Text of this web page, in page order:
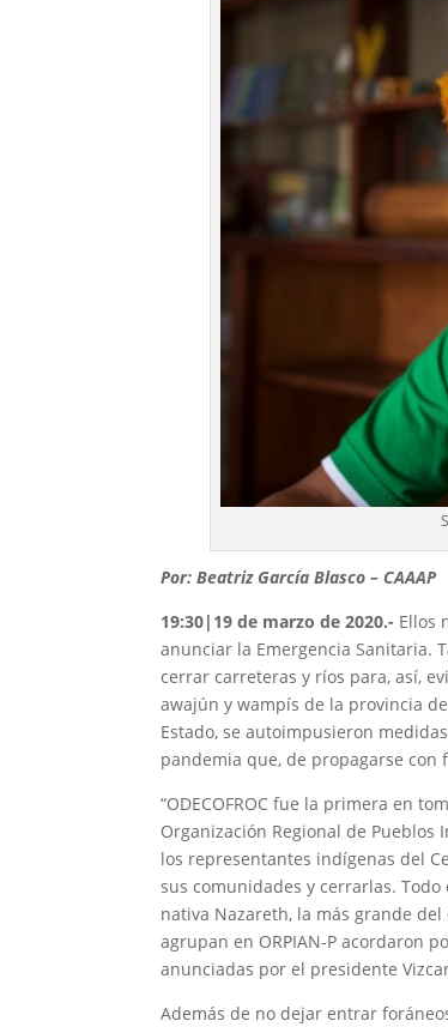
Por: Beatriz García Blasco – CAAAP
19:30|19 de marzo de 2020.- Ellos
anunciar la Emergencia Sanitaria.
cerrar carreteras y ríos para, así,
awajún y wampís de la provincia
Estado, se autoimpusieron
pandemia que, de propagarse
“ODECOFROC fue la primera en
Organización Regional de Pueblos
los representantes indígenas del
sus comunidades y cerrarlas.
nativa Nazareth, la más grande
agrupan en ORPIAN-P acordaron
anunciadas por el presidente
Además de no dejar entrar